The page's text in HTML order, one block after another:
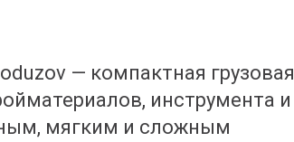
— компактная грузовая
инструмента и
мягким и сложным